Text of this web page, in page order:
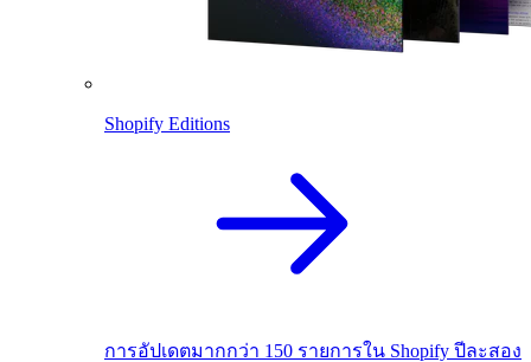
Shopify Editions
การอัปเดตมากกว่า 150 รายการใน Shopify ปีละสอง